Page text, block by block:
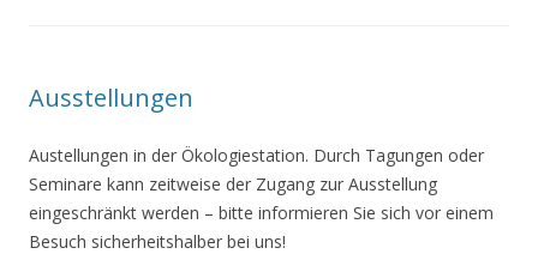
Ausstellungen
Austellungen in der Ökologiestation. Durch Tagungen oder
Seminare kann zeitweise der Zugang zur Ausstellung
eingeschränkt werden – bitte informieren Sie sich vor einem
Besuch sicherheitshalber bei uns!